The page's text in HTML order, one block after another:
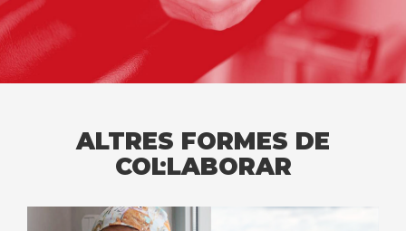
ALTRES FORMES DE
COL·LABORAR